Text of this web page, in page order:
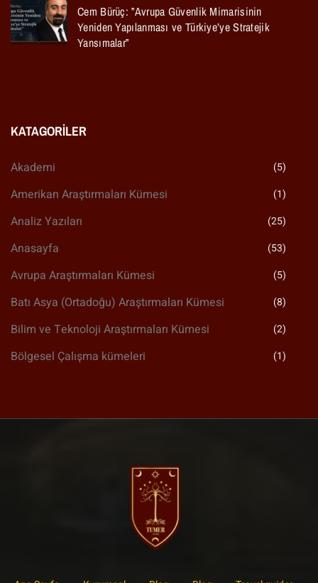
Cem Bürüç: ”Avrupa Güvenlik Mimarisinin
Yeniden Yapılanması ve Türkiye’ye Stratejik
Yansımalar”
KATAGORILER
Akademi (5)
Amerikan Araştırmaları Kümesi (1)
Analiz Yazıları (25)
Anasayfa (53)
Avrupa Araştırmaları Kümesi (5)
Batı Asya (Ortadoğu) Araştırmaları Kümesi (8)
Bilim ve Teknoloji Araştırmaları Kümesi (2)
Bölgesel Çalışma kümeleri (1)